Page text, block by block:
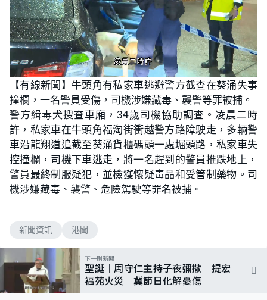
U
n
m
t
e
L
o
a
d
e
:
6
2
.
7
9
%
【有線新聞】牛頭角有私家車逃避警方截查在葵涌失事
撞欄，一名警員受傷，司機涉嫌藏毒、襲警等罪被捕。
警方緝毒犬搜查車廂，34歲司機協助調查。凌晨二時
許，私家車在牛頭角福淘街衝越警方路障駛走，多輛警
車沿龍翔道追截至葵涌貨櫃碼頭一處堀頭路，私家車失
控撞欄，司機下車逃走，將一名趕到的警員推跌地上，
警員最終制服疑犯，並檢獲懷疑毒品和受管制藥物。司
機涉嫌藏毒、襲警、危險駕駛等罪名被捕。
新聞資訊 港聞
下一則新聞
聖誕｜周守仁主持子夜彌撒 提宏
福苑火災 冀節日化解憂傷